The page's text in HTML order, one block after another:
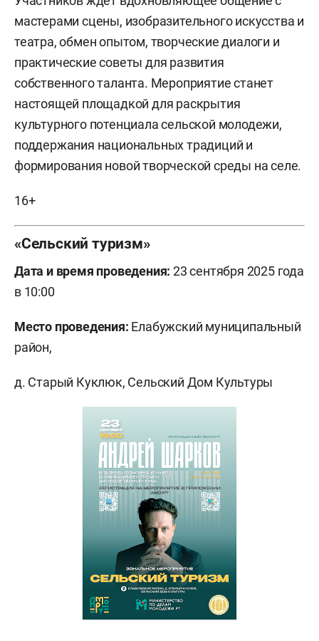
мастерами сцены, изобразительного искусства и
театра, обмен опытом, творческие диалоги и
практические советы для развития
собственного таланта. Мероприятие станет
настоящей площадкой для раскрытия
культурного потенциала сельской молодежи,
поддержания национальных традиций и
формирования новой творческой среды на селе.
16+
«Сельский туризм»
Дата и время проведения: 23 сентября 2025 года
в 10:00
Место проведения: Елабужский муниципальный
район,
д. Старый Куклюк, Сельский Дом Культуры